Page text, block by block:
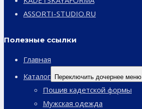
ASSORTI-STUDIO.RU
Полезные ссылки
Главная
Каталог
Переключить дочернее меню
Пошив кадетской формы
Мужская одежда